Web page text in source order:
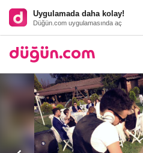
Uygulamada daha kolay!
Düğün.com uygulamasında aç